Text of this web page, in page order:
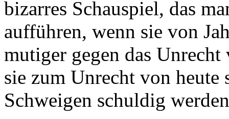
bizarres Schauspiel, das
aufführen, wenn sie von
mutiger gegen das
sie zum Unrecht von
Schweigen schuldig